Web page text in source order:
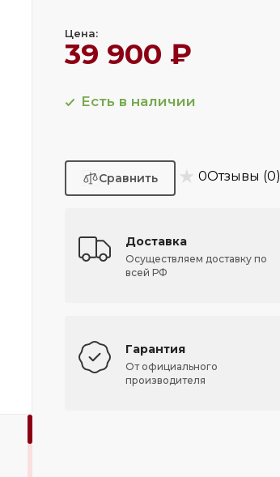
Цена:
39 900 ₽
Есть в наличии
★ 0Отзывы (0)
Доставка
Осуществляем доставку по
всей РФ
Гарантия
От официального
производителя